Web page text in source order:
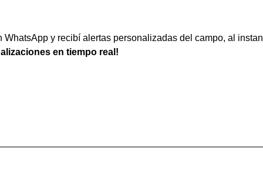
y recibí alertas personalizadas del campo, al
en tiempo real!